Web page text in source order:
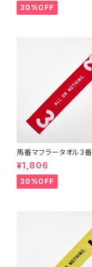
30%OFF
馬番マフラータオル3番
¥1,806
30%OFF